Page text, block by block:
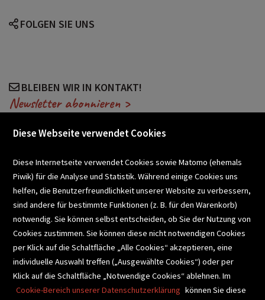
FOLGEN SIE UNS
BLEIBEN WIR IN KONTAKT!
Newsletter abonnieren >
SCHULBUCHSERVICE
BUCHEMPFEHLUNGEN
BIBLIOTHEKSSERVICE
Diese Webseite verwendet Cookies
Diese Internetseite verwendet Cookies sowie Matomo (ehemals
Piwik) für die Analyse und Statistik. Während einige Cookies uns
helfen, die Benutzerfreundlichkeit unserer Website zu verbessern,
sind andere für bestimmte Funktionen (z. B. für den Warenkorb)
notwendig. Sie können selbst entscheiden, ob Sie der Nutzung von
Cookies zustimmen. Sie können diese nicht notwendigen Cookies
per Klick auf die Schaltfläche „Alle Cookies“ akzeptieren, eine
individuelle Auswahl treffen („Ausgewählte Cookies“) oder per
Klick auf die Schaltfläche „Notwendige Cookies“ ablehnen. Im
Cookie-Bereich unserer Datenschutzerklärung können Sie diese